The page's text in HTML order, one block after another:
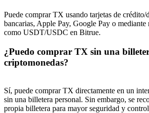
Puede comprar TX usando tarjetas de crédito/
bancarias, Apple Pay, Google Pay o mediante
como USDT/USDC en Bitrue.
¿Puedo comprar TX sin una
criptomonedas?
Sí, puede comprar TX directamente en un
sin una billetera personal. Sin embargo, se
propia billetera para mayor seguridad y